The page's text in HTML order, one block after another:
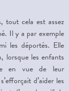
tout cela est assez
Il y a par exemple
les déportés. Elle
lorsque les enfants
en vue de leur
d’aider les